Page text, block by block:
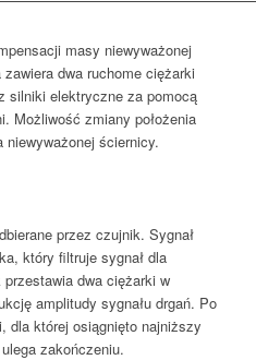
masy niewyważonej
dwa ruchome ciężarki
silniki elektryczne za pomocą
Możliwość zmiany położenia
ściernicy.
przez czujnik. Sygnał
który filtruje sygnał dla
dwa ciężarki w
amplitudy sygnału drgań. Po
dla której osiągnięto najniższy
zakończeniu.